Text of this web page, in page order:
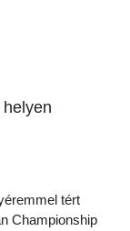
tért
Championship